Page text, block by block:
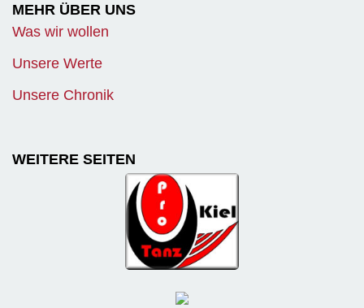
MEHR ÜBER UNS
Was wir wollen
Unsere Werte
Unsere Chronik
WEITERE SEITEN